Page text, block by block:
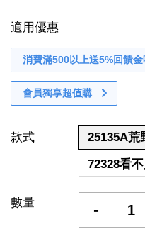
適用優惠
消費滿500以上送5%回饋金
會員獨享超值購
款式
25135A荒
72328看
數量 -